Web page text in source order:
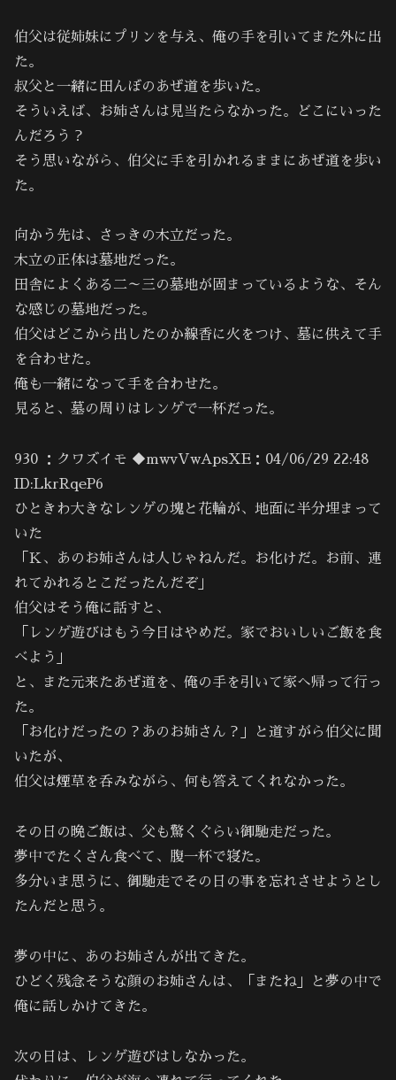
伯父は従姉妹にプリンを与え、俺の手を引いてまた外に出
た。
叔父と一緒に田んぼのあぜ道を歩いた。
そういえば、お姉さんは見当たらなかった。どこにいった
んだろう？
そう思いながら、伯父に手を引かれるままにあぜ道を歩い
た。
向かう先は、さっきの木立だった。
木立の正体は墓地だった。
田舎によくある二～三の墓地が固まっているような、そん
な感じの墓地だった。
伯父はどこから出したのか線香に火をつけ、墓に供えて手
を合わせた。
俺も一緒になって手を合わせた。
見ると、墓の周りはレンゲで一杯だった。
930 ：クワズイモ ◆mwvVwApsXE：04/06/29 22:48
ID:LkrRqeP6
ひときわ大きなレンゲの塊と花輪が、地面に半分埋まって
いた
「Ｋ、あのお姉さんは人じゃねんだ。お化けだ。お前、連
れてかれるとこだったんだぞ」
伯父はそう俺に話すと、
「レンゲ遊びはもう今日はやめだ。家でおいしいご飯を食
べよう」
と、また元来たあぜ道を、俺の手を引いて家へ帰って行っ
た。
「お化けだったの？あのお姉さん？」と道すがら伯父に聞
いたが、
伯父は煙草を呑みながら、何も答えてくれなかった。
その日の晩ご飯は、父も驚くぐらい御馳走だった。
夢中でたくさん食べて、腹一杯で寝た。
多分いま思うに、御馳走でその日の事を忘れさせようとし
たんだと思う。
夢の中に、あのお姉さんが出てきた。
ひどく残念そうな顔のお姉さんは、「またね」と夢の中で
俺に話しかけてきた。
次の日は、レンゲ遊びはしなかった。